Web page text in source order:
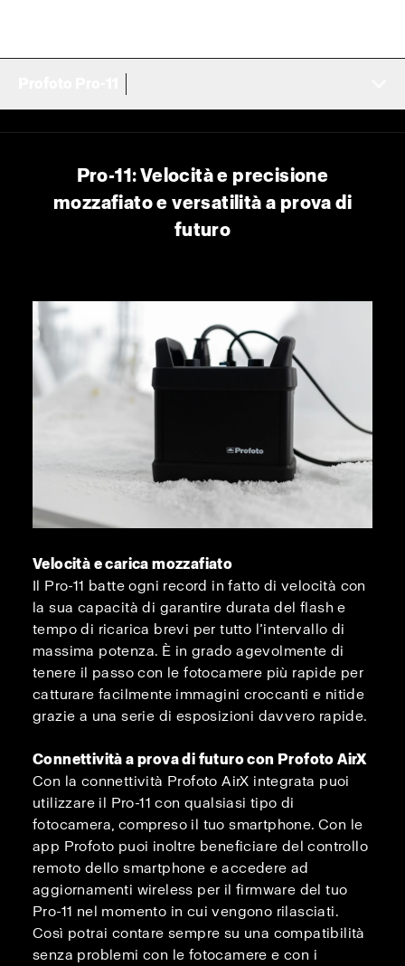
Pro-11: Velocità e precisione
mozzafiato e versatilità a prova di
futuro
Velocità e carica mozzafiato
Il Pro-11 batte ogni record in fatto di velocità con
la sua capacità di garantire durata del flash e
tempo di ricarica brevi per tutto l’intervallo di
massima potenza. È in grado agevolmente di
tenere il passo con le fotocamere più rapide per
catturare facilmente immagini croccanti e nitide
grazie a una serie di esposizioni davvero rapide.
Connettività a prova di futuro con Profoto AirX
Con la connettività Profoto AirX integrata puoi
utilizzare il Pro-11 con qualsiasi tipo di
fotocamera, compreso il tuo smartphone. Con le
app Profoto puoi inoltre beneficiare del controllo
remoto dello smartphone e accedere ad
aggiornamenti wireless per il firmware del tuo
Pro-11 nel momento in cui vengono rilasciati.
Così potrai contare sempre su una compatibilità
senza problemi con le fotocamere e con i